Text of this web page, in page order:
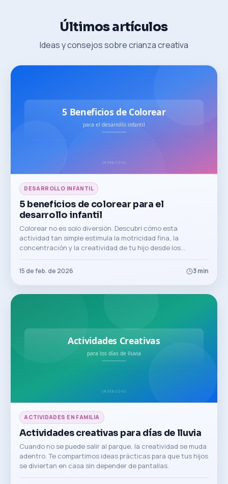
Últimos artículos
Ideas y consejos sobre crianza creativa
DESARROLLO INFANTIL
5 beneficios de colorear para el
desarrollo infantil
Colorear no es solo diversión. Descubrí cómo esta
actividad tan simple estimula la motricidad fina, la
concentración y la creatividad de tu hijo desde los
15 de feb. de 2026 3min
ACTIVIDADES EN FAMILIA
Actividades creativas para días de lluvia
Cuando no se puede salir al parque, la creatividad se muda
adentro. Te compartimos ideas prácticas para que tus hijos
se diviertan en casa sin depender de pantallas.